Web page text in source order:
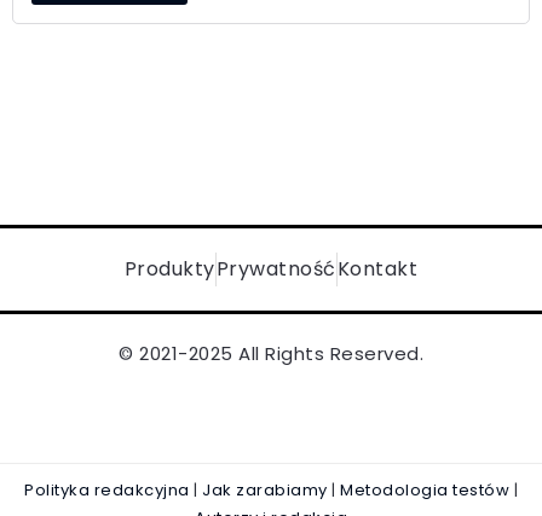
ProduktyPrywatnośćKontakt
© 2021-2025 All Rights Reserved.
Polityka redakcyjna | Jak zarabiamy | Metodologia testów |